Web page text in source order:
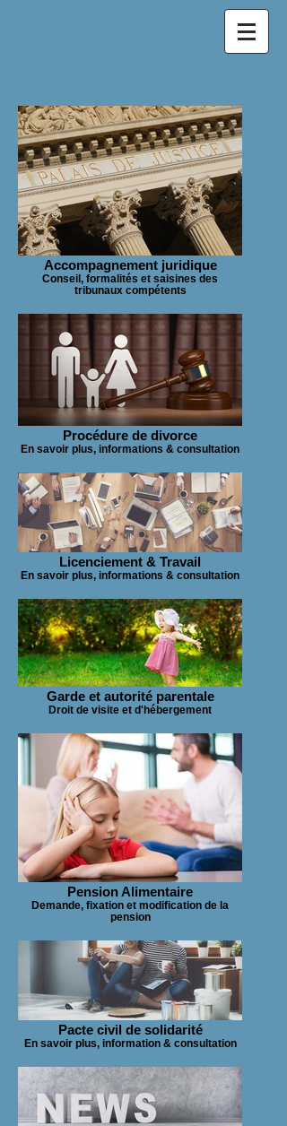
Accompagnement juridique
Conseil, formalités et saisines des
tribunaux compétents
Procédure de divorce
En savoir plus, informations & consultation
Licenciement & Travail
En savoir plus, informations & consultation
Garde et autorité parentale
Droit de visite et d'hébergement
Pension Alimentaire
Demande, fixation et modification de la
pension
Pacte civil de solidarité
En savoir plus, information & consultation